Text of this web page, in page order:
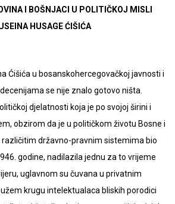
I BOŠNJACI U POLITIČKOJ MISLI
HUSAGE ĆIŠIĆA
Ćišića u bosanskohercegovačkoj javnosti i
se nije znalo gotovo ništa.
djelatnosti koja je po svojoj širini i
obzirom da je u političkom životu Bosne i
različitim državno-pravnim sistemima bio
godine, nadilazila jednu za to vrijeme
uglavnom su čuvana u privatnim
krugu intelektualaca bliskih porodici